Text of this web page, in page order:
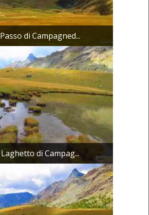
Passo di Campagned...
Laghetto di Campag...